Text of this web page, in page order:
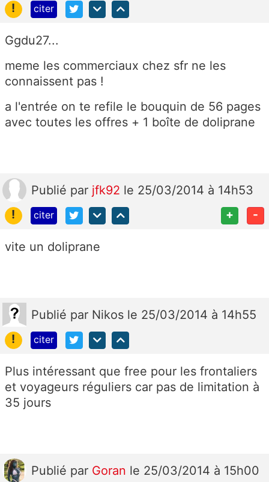
!
citer
Ggdu27...
meme les commerciaux chez sfr ne les
connaissent pas !
a l'entrée on te refile le bouquin de 56 pages
avec toutes les offres + 1 boîte de doliprane
Publié par jfk92 le 25/03/2014 à 14h53
!
citer + -
vite un doliprane
Publié par Nikos le 25/03/2014 à 14h55
!
citer
Plus intéressant que free pour les frontaliers
et voyageurs réguliers car pas de limitation à
35 jours
Publié par Goran le 25/03/2014 à 15h00